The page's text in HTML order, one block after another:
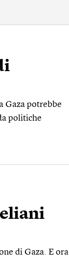
Gaza potrebbe
politiche
di Gaza. E ora